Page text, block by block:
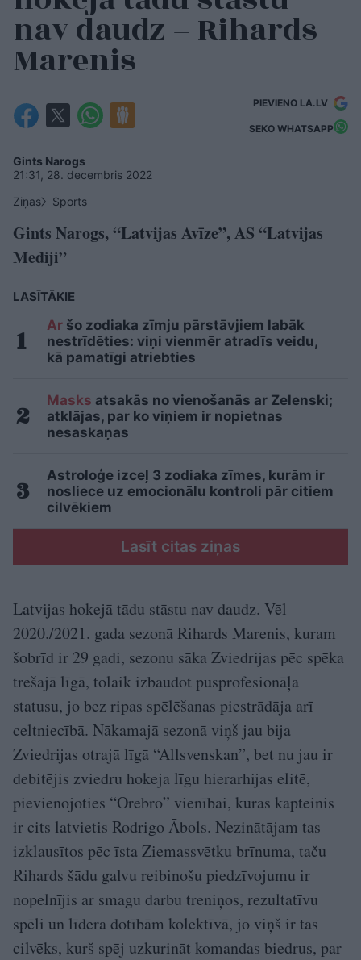
nav daudz – Rihards
Marenis
PIEVIENO LA.LV
SEKO WHATSAPP
Gints Narogs
21:31, 28. decembris 2022
Ziņas
Sports
Gints Narogs, “Latvijas Avīze”, AS “Latvijas
Mediji”
LASĪTĀKIE
Ar šo zodiaka zīmju pārstāvjiem labāk
nestrīdēties: viņi vienmēr atradīs veidu,
kā pamatīgi atriebties
Masks atsakās no vienošanās ar Zelenski;
atklājas, par ko viņiem ir nopietnas
nesaskaņas
Astroloģe izceļ 3 zodiaka zīmes, kurām ir
nosliece uz emocionālu kontroli pār citiem
cilvēkiem
Lasīt citas ziņas
Latvijas hokejā tādu stāstu nav daudz. Vēl
2020./2021. gada sezonā Rihards Marenis, kuram
šobrīd ir 29 gadi, sezonu sāka Zviedrijas pēc spēka
trešajā līgā, tolaik izbaudot pusprofesionāļa
statusu, jo bez ripas spēlēšanas piestrādāja arī
celtniecībā. Nākamajā sezonā viņš jau bija
Zviedrijas otrajā līgā “Allsvenskan”, bet nu jau ir
debitējis zviedru hokeja līgu hierarhijas elitē,
pievienojoties “Orebro” vienībai, kuras kapteinis
ir cits latvietis Rodrigo Ābols. Nezinātājam tas
izklausītos pēc īsta Ziemassvētku brīnuma, taču
Rihards šādu galvu reibinošu piedzīvojumu ir
nopelnījis ar smagu darbu treniņos, rezultatīvu
spēli un līdera dotībām kolektīvā, jo viņš ir tas
cilvēks, kurš spēj uzkurināt komandas biedrus, par